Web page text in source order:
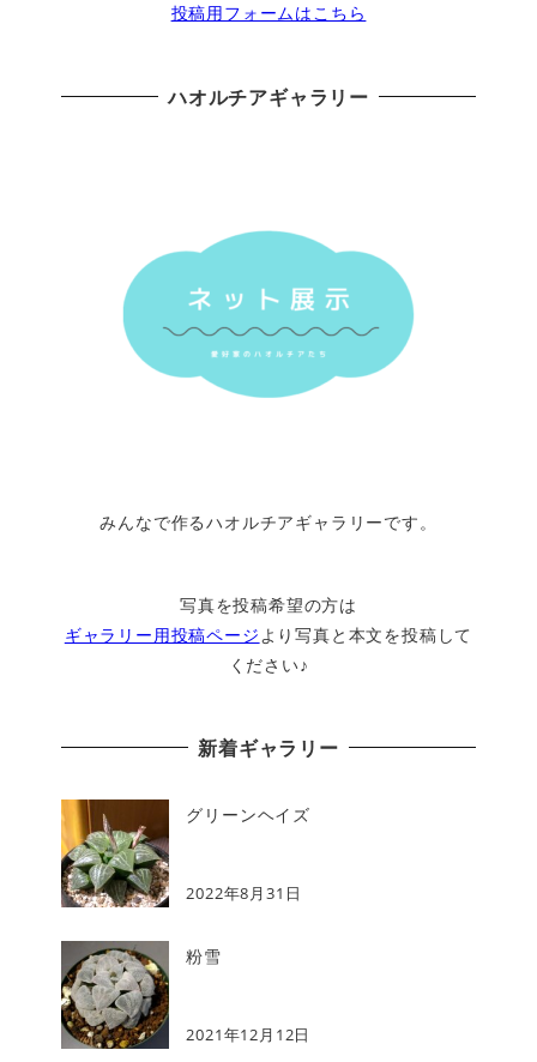
投稿用フォームはこちら
ハオルチアギャラリー
みんなで作るハオルチアギャラリーです。
写真を投稿希望の方は
ギャラリー用投稿ページ より写真と本文を投稿して
ください♪
新着ギャラリー
グリーンヘイズ
2022年8月31日
粉雪
2021年12月12日